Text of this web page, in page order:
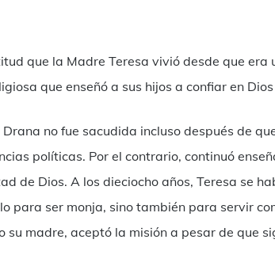
que la Madre Teresa vivió desde que era
que enseñó a sus hijos a confiar en
no fue sacudida incluso después de
políticas. Por el contrario, continuó
de Dios. A los dieciocho años, Teresa se
para ser monja, sino también para servir
su madre, aceptó la misión a pesar de que